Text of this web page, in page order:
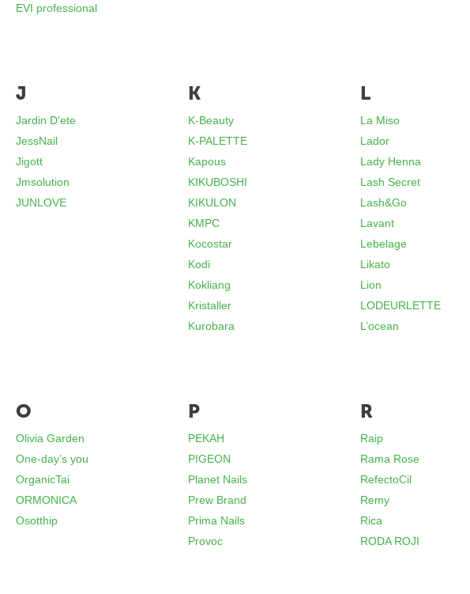
EVI professional
J
Jardin D'ete
JessNail
Jigott
Jmsolution
JUNLOVE
K
K-Beauty
K-PALETTE
Kapous
KIKUBOSHI
KIKULON
KMPC
Kocostar
Kodi
Kokliang
Kristaller
Kurobara
L
La Miso
Lador
Lady Henna
Lash Secret
Lash&Go
Lavant
Lebelage
Likato
Lion
LODEURLETTE
L’ocean
O
Olivia Garden
One-day’s you
OrganicTai
ORMONICA
Osotthip
P
PEKAH
PIGEON
Planet Nails
Prew Brand
Prima Nails
Provoc
R
Raip
Rama Rose
RefectoCil
Remy
Rica
RODA ROJI